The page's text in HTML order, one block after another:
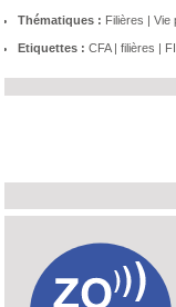
Thématiques : Filières | Vie
Etiquettes : CFA| filières |